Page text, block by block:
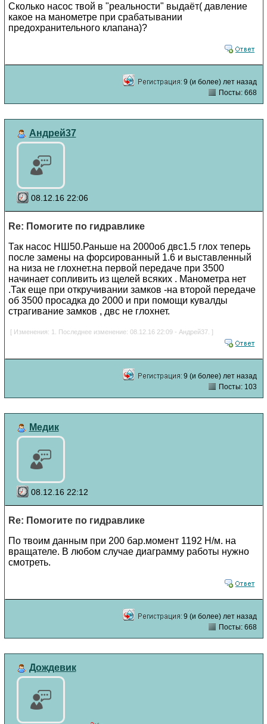
Сколько насос твой в "реальности" выдаёт( давление
какое на манометре при срабатывании
предохранительного клапана)?
9 (и более) лет назад
Посты: 668
Андрей37
08.12.16 22:06
Re: Помогите по гидравлике
Так насос НШ50.Раньше на 2000об двс1.5 глох теперь
после замены на форсированный 1.6 и выставленный
на низа не глохнет.на первой передаче при 3500
начинает сопливить из щелей всяких . Манометра нет
.Так еще при откручивании замков -на второй передаче
об 3500 просадка до 2000 и при помощи кувалды
страгивание замков , двс не глохнет.
[ Изменения: 1. Последнее изменение: 08.12.16 22:09 - Андрей37. ]
9 (и более) лет назад
Посты: 103
Медик
08.12.16 22:12
Re: Помогите по гидравлике
По твоим данным при 200 бар.момент 1192 Н/м. на
вращателе. В любом случае диаграмму работы нужно
смотреть.
9 (и более) лет назад
Посты: 668
Дождевик